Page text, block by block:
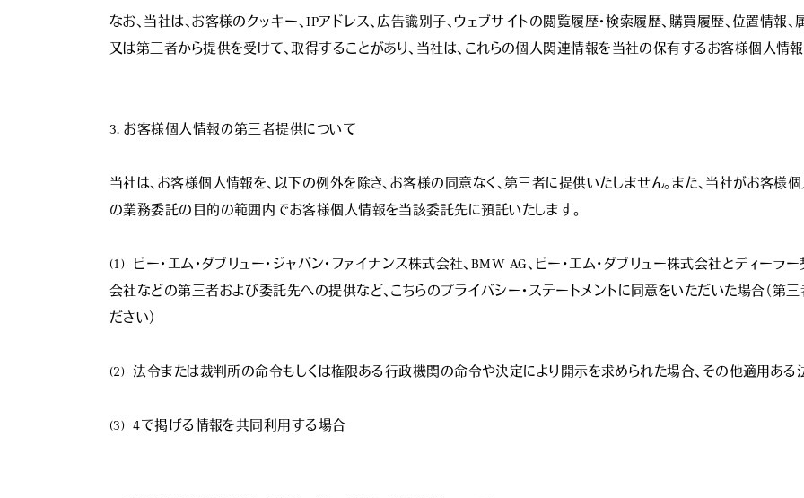
なお、当社は、お客様のクッキー、IPアドレス、広告識別子、ウェブサイトの閲覧履歴・検索履歴、購買履歴、位置情報
又は第三者から提供を受けて、取得することがあり、当社は、これらの個人関連情報を当社の保有するお客様個人情
3. お客様個人情報の第三者提供について
当社は、お客様個人情報を、以下の例外を除き、お客様の同意なく、第三者に提供いたしません。また、当社がお客
の業務委託の目的の範囲内でお客様個人情報を当該委託先に預託いたします。
(1)  ビー・エム・ダブリュー・ジャパン・ファイナンス株式会社、BMW AG、ビー･エム･ダブリュー株式会社とディー
会社などの第三者および委託先への提供など、こちらのプライバシー・ステートメントに同意をいただいた場合（第
ださい）
(2)  法令または裁判所の命令もしくは権限ある行政機関の命令や決定により開示を求められた場合、その他適用あ
(3)  4で掲げる情報を共同利用する場合